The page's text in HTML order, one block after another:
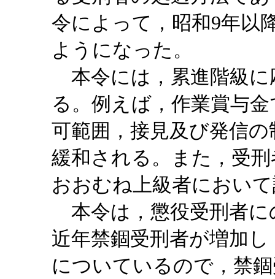
令によって，昭和9年以
ようになった。
本令には，累進階級に
る。例えば，作業賞与
可範囲，接見及び発信
緩和される。また，受
おおむね上級者におい
本令は，懲役受刑者に
近年禁錮受刑者が増加
についているので，禁